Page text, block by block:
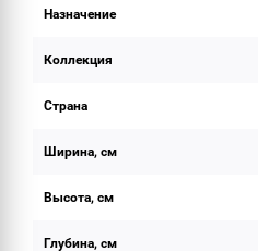
Назначение
Коллекция
Страна
Ширина, см
Высота, см
Глубина, см